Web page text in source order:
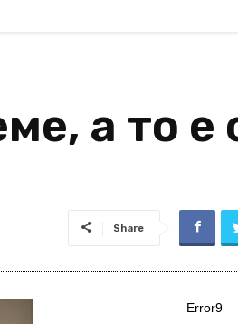
а то е
Share
Error9